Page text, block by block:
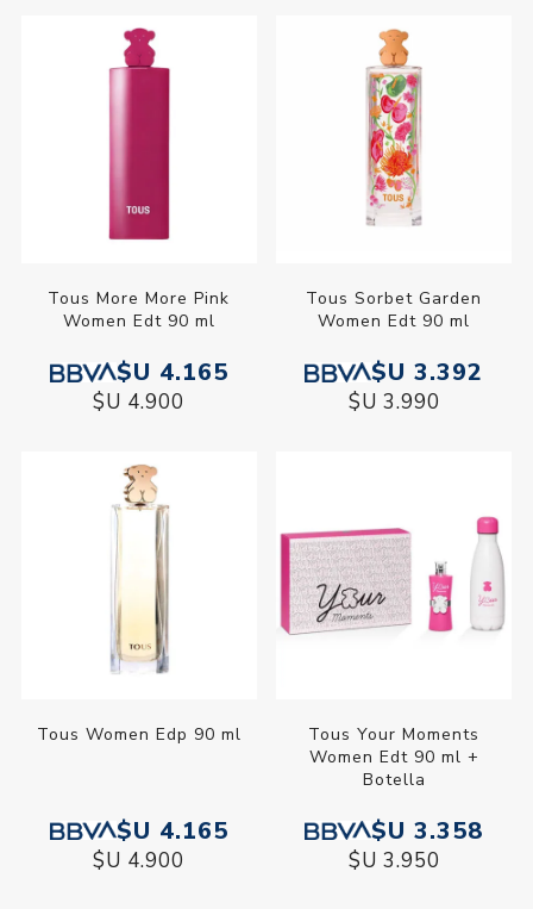
Tous More More Pink
Women Edt 90 ml
$U 4.165
$U 4.900
Tous Sorbet Garden
Women Edt 90 ml
$U 3.392
$U 3.990
Tous Women Edp 90 ml
$U 4.165
$U 4.900
Tous Your Moments
Women Edt 90 ml +
Botella
$U 3.358
$U 3.950